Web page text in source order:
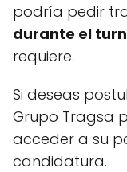
podría pedir
durante el
requiere.
Si deseas
Grupo Tragsa
acceder a su
candidatura.